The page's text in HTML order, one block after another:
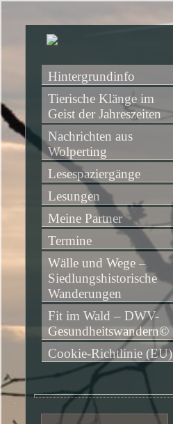
Hintergrundinfo
Tierische Klänge im
Geist der Jahreszeiten
Nachrichten aus
Wolperting
Lesespaziergänge
Lesungen
Meine Partner
Termine
Wälle und Wege –
Siedlungshistorische
Wanderungen
Fit im Wald – DWV-
Gesundheitswandern©
Cookie-Richtlinie (EU)